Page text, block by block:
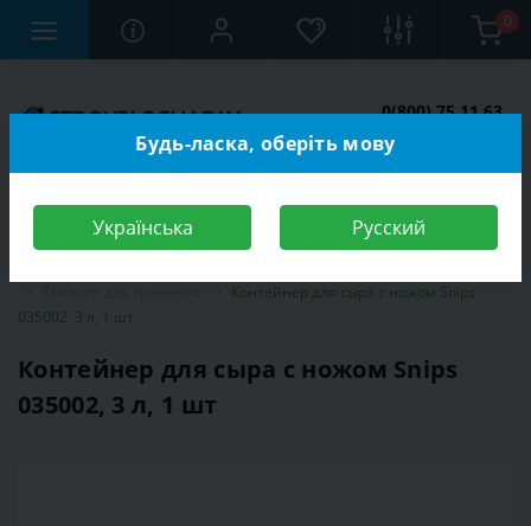
0
0(800) 75 11 63
Контейнер для сыра с ножом Snips
035002, 3 л, 1 шт
Контейнер для сыра с ножом Snips
035002, 3 л, 1 шт
Будь-ласка, оберіть мову
Українська Русский